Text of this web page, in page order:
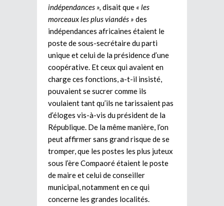
indépendances », disait que « les
morceaux les plus viandés » des
indépendances africaines étaient le
poste de sous-secrétaire du parti
unique et celui de la présidence d’une
coopérative. Et ceux qui avaient en
charge ces fonctions, a-t-il insisté,
pouvaient se sucrer comme ils
voulaient tant qu’ils ne tarissaient pas
d’éloges vis-à-vis du président de la
République. De la même manière, l’on
peut affirmer sans grand risque de se
tromper, que les postes les plus juteux
sous l’ère Compaoré étaient le poste
de maire et celui de conseiller
municipal, notamment en ce qui
concerne les grandes localités.